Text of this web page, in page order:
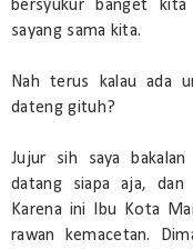
bersyukur banget
sayang sama kita.
Nah terus kalau ada
dateng gituh?
Jujur sih saya
datang siapa aja, dan
Karena ini Ibu Kota
rawan kemacetan.